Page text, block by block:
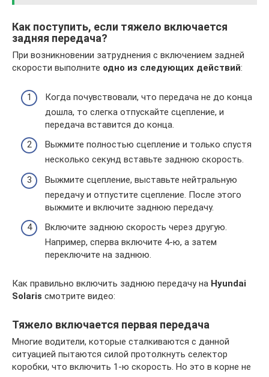
Как поступить, если тяжело включается
задняя передача?
При возникновении затруднения с включением задней
скорости выполните одно из следующих действий:
Когда почувствовали, что передача не до конца
дошла, то слегка отпускайте сцепление, и
передача вставится до конца.
Выжмите полностью сцепление и только спустя
несколько секунд вставьте заднюю скорость.
Выжмите сцепление, выставьте нейтральную
передачу и отпустите сцепление. После этого
выжмите и включите заднюю передачу.
Включите заднюю скорость через другую.
Например, сперва включите 4-ю, а затем
переключите на заднюю.
Как правильно включить заднюю передачу на Hyundai
Solaris смотрите видео:
Тяжело включается первая передача
Многие водители, которые сталкиваются с данной
ситуацией пытаются силой протолкнуть селектор
коробки, что включить 1-ю скорость. Но это в корне не